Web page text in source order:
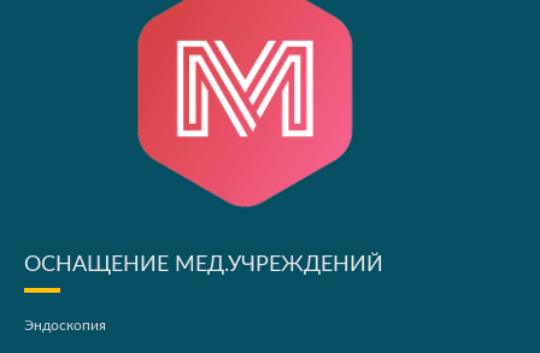
ОСНАЩЕНИЕ МЕД.УЧРЕЖДЕНИЙ
Эндоскопия